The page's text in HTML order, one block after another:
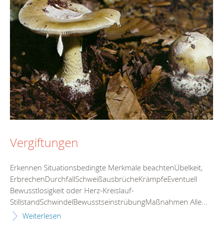
Vergiftungen
Erkennen Situationsbedingte Merkmale beachtenÜbelkeit,
ErbrechenDurchfallSchweißausbrücheKrämpfeEventuell
Bewusstlosigkeit oder Herz-Kreislauf-
StillstandSchwindelBewusstseinstrübungMaßnahmen Alle...
Weiterlesen